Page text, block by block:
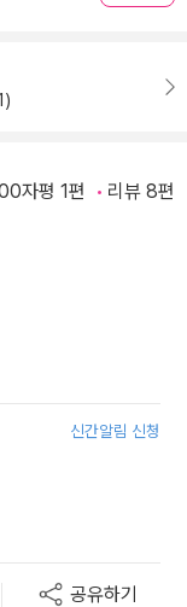
자평 1편 리뷰 8편
신간알림 신청
공유하기